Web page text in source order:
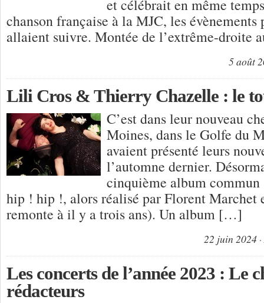
et célébrait en même
chanson française à la MJC, les
allaient suivre. Montée de l’extrême-droite
5 août
Lili Cros & Thierry Chazelle : le
C’est dans leur nouveau
Moines, dans le Golfe du
avaient présenté leurs
l’automne dernier.
cinquième album
hip ! hip !, alors réalisé par Florent Marchet
remonte à il y a trois ans). Un album […]
22 juin 2024
Les concerts de l’année 2023 : Le
rédacteurs